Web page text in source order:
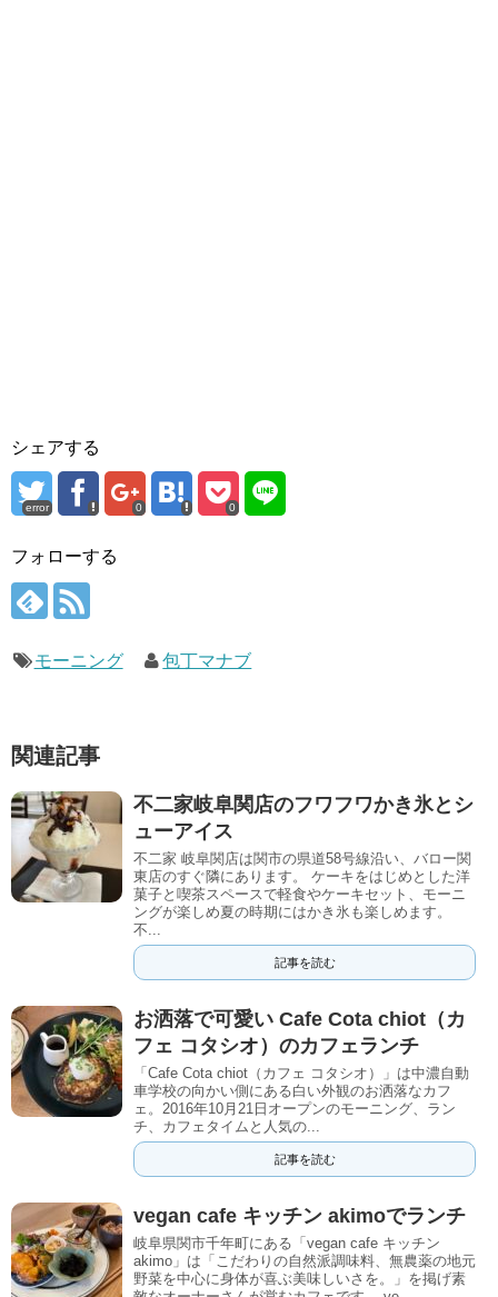
シェアする
error 0 0
フォローする
モーニング 包丁マナブ
関連記事
不二家岐阜関店のフワフワかき氷とシ
ューアイス
不二家 岐阜関店は関市の県道58号線沿い、バロー関
東店のすぐ隣にあります。 ケーキをはじめとした洋
菓子と喫茶スペースで軽食やケーキセット、モーニ
ングが楽しめ夏の時期にはかき氷も楽しめます。
不...
記事を読む
お洒落で可愛い Cafe Cota chiot（カ
フェ コタシオ）のカフェランチ
「Cafe Cota chiot（カフェ コタシオ）」は中濃自動
車学校の向かい側にある白い外観のお洒落なカフ
ェ。2016年10月21日オープンのモーニング、ラン
チ、カフェタイムと人気の...
記事を読む
vegan cafe キッチン akimoでランチ
岐阜県関市千年町にある「vegan cafe キッチン
akimo」は「こだわりの自然派調味料、無農薬の地元
野菜を中心に身体が喜ぶ美味しいさを。」を掲げ素